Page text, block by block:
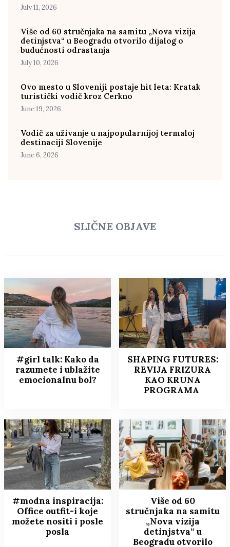
July 11, 2026
Više od 60 stručnjaka na samitu „Nova vizija
detinjstva“ u Beogradu otvorilo dijalog o
budućnosti odrastanja
July 10, 2026
Ovo mesto u Sloveniji postaje hit leta: Kratak
turistički vodič kroz Cerkno
June 19, 2026
Vodič za uživanje u najpopularnijoj termaloj
destinaciji Slovenije
June 6, 2026
SLIČNE OBJAVE
#girl talk: Kako da
razumete i ublažite
emocionalnu bol?
SHAPING FUTURES:
REVIJA FRIZURA
KAO KRUNA
PROGRAMA
#modna inspiracija:
Office outfit-i koje
možete nositi i posle
posla
Više od 60
stručnjaka na samitu
„Nova vizija
detinjstva“ u
Beogradu otvorilo